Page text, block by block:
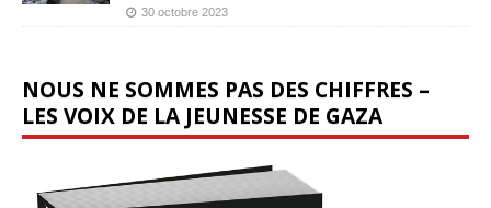
30 octobre 2023
NOUS NE SOMMES PAS DES CHIFFRES –
LES VOIX DE LA JEUNESSE DE GAZA